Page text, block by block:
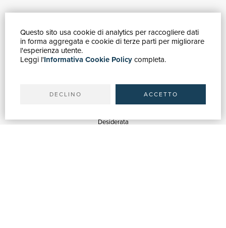
Questo sito usa cookie di analytics per raccogliere dati
in forma aggregata e cookie di terze parti per migliorare
l'esperienza utente.
Leggi l'Informativa Cookie Policycompleta.
DECLINO ACCETTO
GUIDA ACQUISTI
Catalogo
Ricerca avanzata
Spedizioni
Desiderata